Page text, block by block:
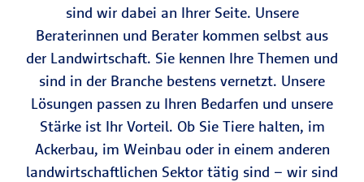
sind wir dabei an Ihrer Seite. Unsere
Beraterinnen und Berater kommen selbst aus
der Landwirtschaft. Sie kennen Ihre Themen und
sind in der Branche bestens vernetzt. Unsere
Lösungen passen zu Ihren Bedarfen und unsere
Stärke ist Ihr Vorteil. Ob Sie Tiere halten, im
Ackerbau, im Weinbau oder in einem anderen
landwirtschaftlichen Sektor tätig sind – wir sind